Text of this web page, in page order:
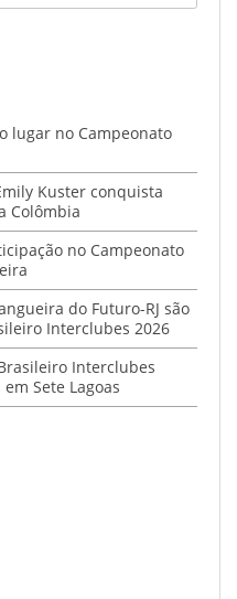
lugar no Campeonato
Kuster conquista
Colômbia
no Campeonato
do Futuro-RJ são
Interclubes 2026
Interclubes
Sete Lagoas